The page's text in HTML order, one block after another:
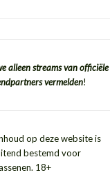
alleen streams van officiële
vermelden!
op deze website is
bestemd voor
18+